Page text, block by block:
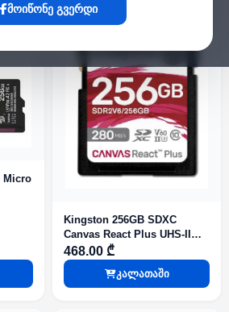
მოიწონე გვერდი
Micro
Kingston 256GB SDXC
Canvas React Plus UHS-II
280R/150W U3 V60 for Full
HD/4K
468.00 ₾
კალათაში